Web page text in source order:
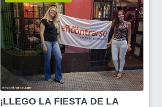
¡LLEGO LA FIESTA DE LA